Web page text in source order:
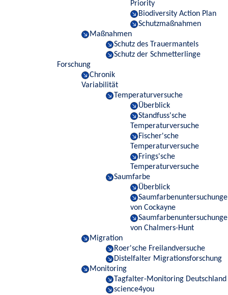
Priority
Biodiversity Action Plan
Schutzmaßnahmen
Maßnahmen
Schutz des Trauermantels
Schutz der Schmetterlinge
Forschung
Chronik
Variabilität
Temperaturversuche
Überblick
Standfuss'sche
Temperaturversuche
Fischer'sche
Temperaturversuche
Frings'sche
Temperaturversuche
Saumfarbe
Überblick
von Cockayne
von Chalmers-Hunt
Migration
Roer'sche Freilandversuche
Distelfalter Migrationsforschung
Monitoring
Tagfalter-Monitoring Deutschland
science4you